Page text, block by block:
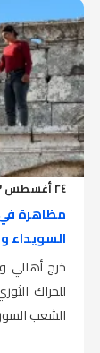
٢٤ أغسطس ٢٠٢٣
مظاهرة
السويداء
خرج
للحراك
الشعب